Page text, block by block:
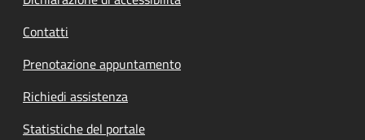
Contatti
Prenotazione appuntamento
Richiedi assistenza
Statistiche del portale